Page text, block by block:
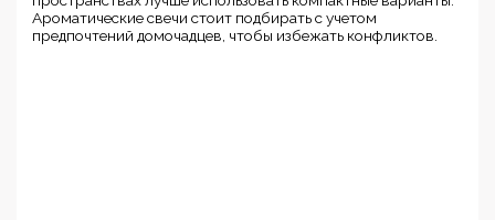
Ароматические свечи стоит подбирать с учетом
предпочтений домочадцев, чтобы избежать конфликтов.